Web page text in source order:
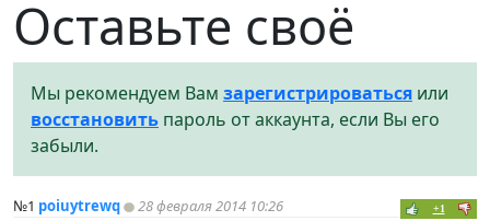
Оставьте своё
Мы рекомендуем Вам зарегистрироваться или
восстановить пароль от аккаунта, если Вы его
забыли.
№1 poiuytrewq 28 февраля 2014 10:26 +1